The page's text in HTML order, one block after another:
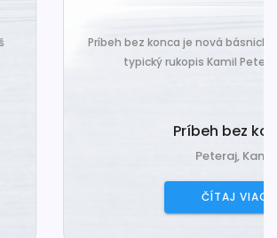
je nová básnická zbierka, ktorá nesie
rukopis Kamil Peteraja - hravosť...